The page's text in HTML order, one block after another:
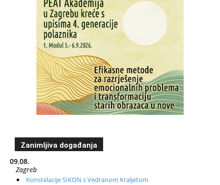
Zanimljiva događanja
09.08.
Zagreb
Konstelacije SIKON s Vedranom Kraljetom